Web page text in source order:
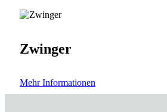
Zwinger
Mehr Informationen